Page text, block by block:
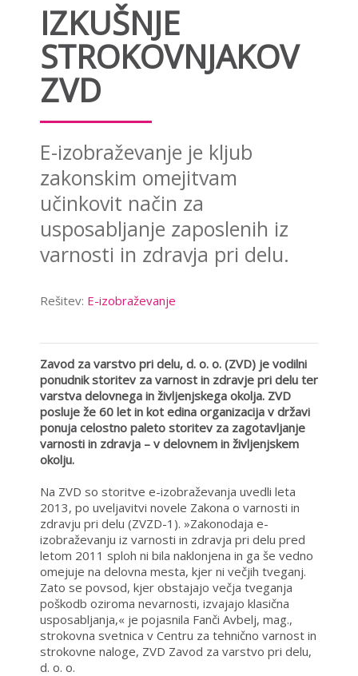
IZKUŠNJE
STROKOVNJAKOV
ZVD
E-izobraževanje je kljub
zakonskim omejitvam
učinkovit način za
usposabljanje zaposlenih iz
varnosti in zdravja pri delu.
Rešitev: E-izobraževanje
Zavod za varstvo pri delu, d. o. o. (ZVD) je vodilni
ponudnik storitev za varnost in zdravje pri delu ter
varstva delovnega in življenjskega okolja. ZVD
posluje že 60 let in kot edina organizacija v državi
ponuja celostno paleto storitev za zagotavljanje
varnosti in zdravja – v delovnem in življenjskem
okolju.
Na ZVD so storitve e-izobraževanja uvedli leta
2013, po uveljavitvi novele Zakona o varnosti in
zdravju pri delu (ZVZD-1). »Zakonodaja e-
izobraževanju iz varnosti in zdravja pri delu pred
letom 2011 sploh ni bila naklonjena in ga še vedno
omejuje na delovna mesta, kjer ni večjih tveganj.
Zato se povsod, kjer obstajajo večja tveganja
poškodb oziroma nevarnosti, izvajajo klasična
usposabljanja,« je pojasnila Fanči Avbelj, mag.,
strokovna svetnica v Centru za tehnično varnost in
strokovne naloge, ZVD Zavod za varstvo pri delu,
d. o. o.